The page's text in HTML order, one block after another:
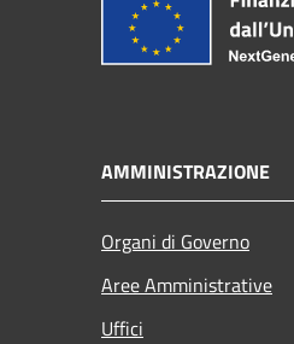
AMMINISTRAZIONE
Organi di Governo
Aree Amministrative
Uffici